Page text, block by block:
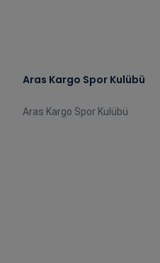
Aras Kargo Spor Kulübü
Aras Kargo Spor Kulübü